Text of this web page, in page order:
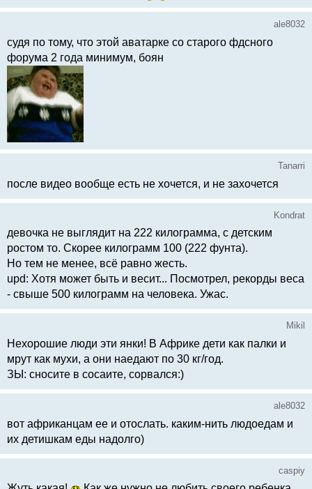
ale8032
судя по тому, что этой аватарке со старого фдсного
форума 2 года минимум, боян
Tanarri
после видео вообще есть не хочется, и не захочется
Kondrat
девочка не выглядит на 222 килограмма, с детским
ростом то. Скорее килограмм 100 (222 фунта).
Но тем не менее, всё равно жесть.
upd: Хотя может быть и весит... Посмотрел, рекорды веса
- свыше 500 килограмм на человека. Ужас.
Mikil
Нехорошие люди эти янки! В Африке дети как палки и
мрут как мухи, а они наедают по 30 кг/год.
ЗЫ: сносите в сосаите, сорвался:)
ale8032
вот африканцам ее и отослать. каким-нить людоедам и
их детишкам еды надолго)
caspiy